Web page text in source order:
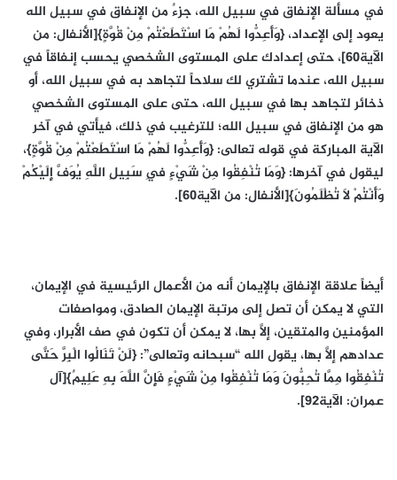
في مسألة الإنفاق في سبيل الله، جزءٌ من الإنفاق في سبيل الله
يعود إلى الإعداد، {وَأَعِدُّوا لَهُمْ مَا اسْتَطَعْتُمْ مِنْ قُوَّةٍ}[الأنفال: من
الآية60]، حتى إعدادك على المستوى الشخصي يحسب إنفاقاً في
سبيل الله، عندما تشتري لك سلاحاً لتجاهد به في سبيل الله، أو
ذخائر لتجاهد بها في سبيل الله، حتى على المستوى الشخصي
هو من الإنفاق في سبيل الله؛ للترغيب في ذلك، فيأتي في آخر
الآية المباركة في قوله تعالى: {وَأَعِدُّوا لَهُمْ مَا اسْتَطَعْتُمْ مِنْ قُوَّةٍ}،
ليقول في آخرها: {وَمَا تُنْفِقُوا مِنْ شَيْءٍ فِي سَبِيلِ اللَّهِ يُوَفَّ إِلَيْكُمْ
وَأَنْتُمْ لَا تُظْلَمُونَ}[الأنفال: من الآية60].
أيضاً علاقة الإنفاق بالإيمان أنه من الأعمال الرئيسية في الإيمان،
التي لا يمكن أن تصل إلى مرتبة الإيمان الصادق، ومواصفات
المؤمنين والمتقين، إلَّا بها، لا يمكن أن تكون في صف الأبرار، وفي
عدادهم إلَّا بها، يقول الله “سبحانه وتعالى”: {لَنْ تَنَالُوا الْبِرَّ حَتَّى
تُنْفِقُوا مِمَّا تُحِبُّونَ وَمَا تُنْفِقُوا مِنْ شَيْءٍ فَإِنَّ اللَّهَ بِهِ عَلِيمٌ}[آل
عمران: الآية92].